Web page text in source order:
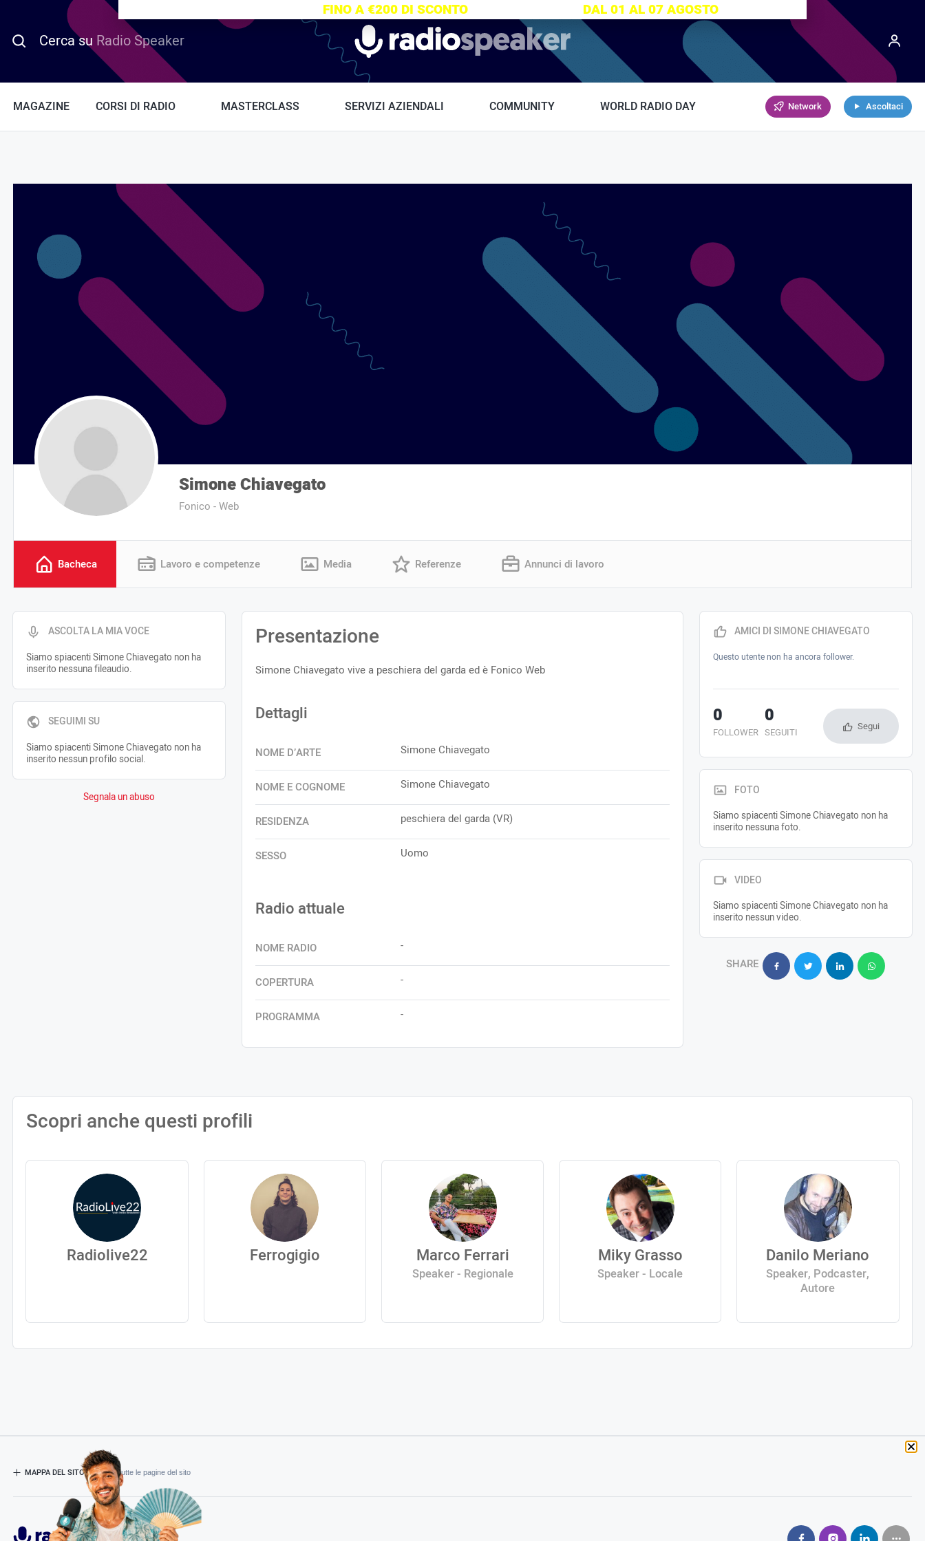
Cerca su Radio Speaker Radiospeaker.it
MAGAZINE CORSI DI RADIO MASTERCLASS SERVIZI AZIENDALI COMMUNITY WORLD RADIO DAY Network Ascoltaci
Simone Chiavegato
Fonico - Web
Bacheca Lavoro e competenze Media Referenze Annunci di lavoro
ASCOLTA LA MIA VOCE
Siamo spiacenti Simone Chiavegato non ha
inserito nessuna fileaudio.
SEGUIMI SU
Siamo spiacenti Simone Chiavegato non ha
inserito nessun profilo social.
Segnala un abuso
Presentazione
Simone Chiavegato vive a peschiera del garda ed è Fonico Web
Dettagli
NOME D’ARTE Simone Chiavegato
NOME E COGNOME Simone Chiavegato
RESIDENZA peschiera del garda (VR)
SESSO Uomo
Radio attuale
NOME RADIO -
COPERTURA -
PROGRAMMA -
AMICI DI SIMONE CHIAVEGATO
Questo utente non ha ancora follower.
FOLLOWER
0
SEGUITI
0 Segui
FOTO
Siamo spiacenti Simone Chiavegato non ha
inserito nessuna foto.
VIDEO
Siamo spiacenti Simone Chiavegato non ha
inserito nessun video.
SHARE
Scopri anche questi profili
Radiolive22 Ferrogigio Marco Ferrari
Speaker - Regionale
Miky Grasso
Speaker - Locale
Danilo Meriano
Speaker, Podcaster,
Autore
MAPPA DEL SITO- Esplora tutte le pagine del sito
FINO A €200 DI SCONTO DAL 01 AL 07 AGOSTO